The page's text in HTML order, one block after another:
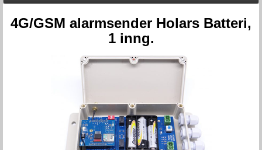
4G/GSM alarmsender Holars Batteri,
1 inng.